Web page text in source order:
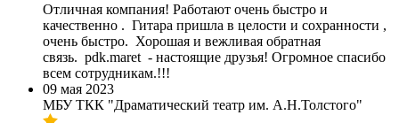
Отличная компания! Работают очень быстро и
качественно . Гитара пришла в целости и сохранности ,
очень быстро. Хорошая и вежливая обратная
связь. pdk.maret - настоящие друзья! Огромное спасибо
всем сотрудникам.!!!
09 мая 2023
МБУ ТКК "Драматический театр им. А.Н.Толстого"